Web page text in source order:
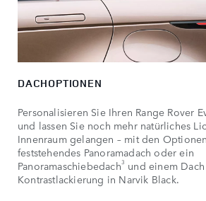
DACHOPTIONEN
Personalisieren Sie Ihren Range Rover
und lassen Sie noch mehr natürliches
Innenraum gelangen – mit den
feststehendes Panoramadach oder ein
Panoramaschiebedach3 und einem
Kontrastlackierung in Narvik Black.